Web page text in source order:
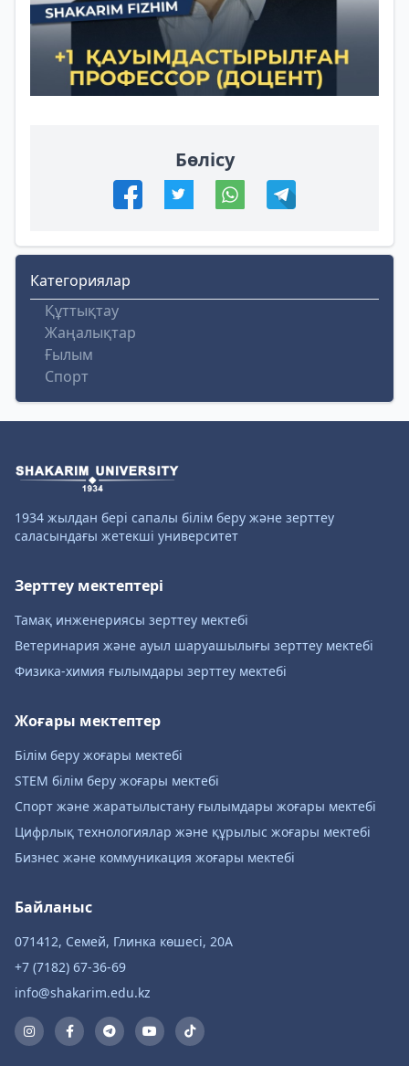
Бөлісу
Категориялар
Құттықтау
Жаңалықтар
Ғылым
Спорт
1934 жылдан бері сапалы білім беру және зерттеу
саласындағы жетекші университет
Зерттеу мектептері
Тамақ инженериясы зерттеу мектебі
Ветеринария және ауыл шаруашылығы зерттеу мектебі
Физика-химия ғылымдары зерттеу мектебі
Жоғары мектептер
Білім беру жоғары мектебі
STEM білім беру жоғары мектебі
Спорт және жаратылыстану ғылымдары жоғары мектебі
Цифрлық технологиялар және құрылыс жоғары мектебі
Бизнес және коммуникация жоғары мектебі
Байланыс
071412, Семей, Глинка көшесі, 20А
+7 (7182) 67-36-69
info@shakarim.edu.kz